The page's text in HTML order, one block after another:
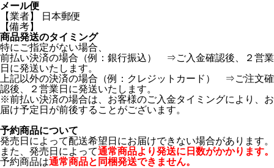
メール便
【業者】 日本郵便
【備考】
商品発送のタイミング
特にご指定がない場合、
前払い決済の場合（例：銀行振込） ⇒ご入金確認後、２営業
日に発送いたします。
上記以外の決済の場合（例：クレジットカード） ⇒ご注文確
認後、２営業日に発送いたします。
※前払い決済の場合は、お客様のご入金タイミングにより、お
届け予定日が前後することがございます。
予約商品について
発売日によって配送希望日にお届けできない場合があります。
また、発売日によって通常商品より発送に日数がかかります。
予約商品は通常商品と同梱発送できません。